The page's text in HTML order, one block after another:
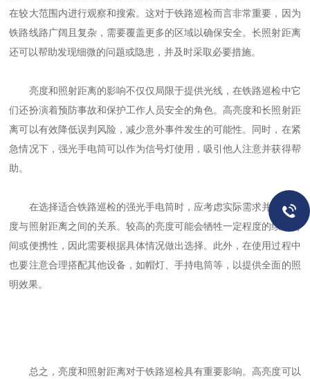
在较大范围内进行观察和搜索。这对于铁路巡检而言非常重要，因为
铁路线路广阔且复杂，需要覆盖更多的区域以确保安全。长照射距离
还可以帮助发现细微的问题或隐患，并及时采取必要措施。
亮度和照射距离的影响不仅仅局限于提供光线，在铁路巡检中它
们还扮演着预防事故和保护工作人员安全的角色。高亮度和长照射距
离可以有效降低误判风险，减少意外事件发生的可能性。同时，在紧
急情况下，强光手电筒可以作为信号灯使用，吸引他人注意并获得帮
助。
在选择适合铁路巡检的强光手电筒时，应考虑实际需求并权衡亮
度与照射距离之间的关系。较高的亮度可能会牺牲一定程度的续航时
间或便携性，因此需要根据具体情况做出选择。此外，在使用过程中
也要注意合理搭配其他设备，如帽灯、手持电筒等，以提供全面的照
明效果。
总之，亮度和照射距离对于铁路巡检具有重要影响。高亮度可以